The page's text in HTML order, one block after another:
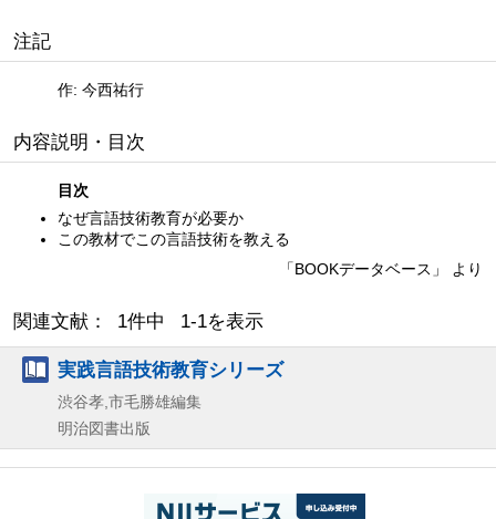
注記
作: 今西祐行
内容説明・目次
目次
なぜ言語技術教育が必要か
この教材でこの言語技術を教える
「BOOKデータベース」 より
関連文献： 1件中 1-1を表示
実践言語技術教育シリーズ
渋谷孝,市毛勝雄編集
明治図書出版